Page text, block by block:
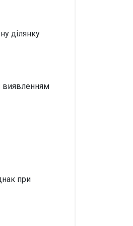
ділянку
виявленням
при